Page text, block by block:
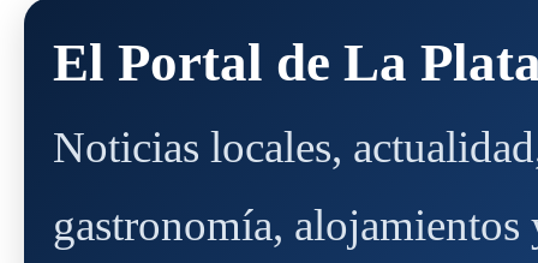
El Portal de La
Noticias locales,
gastronomía,